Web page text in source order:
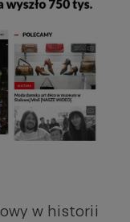
w historii